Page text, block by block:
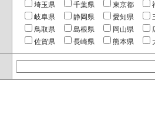
埼玉県
千葉県 東京都
岐阜県
静岡県 愛知県
鳥取県
島根県 岡山県
佐賀県
長崎県 熊本県